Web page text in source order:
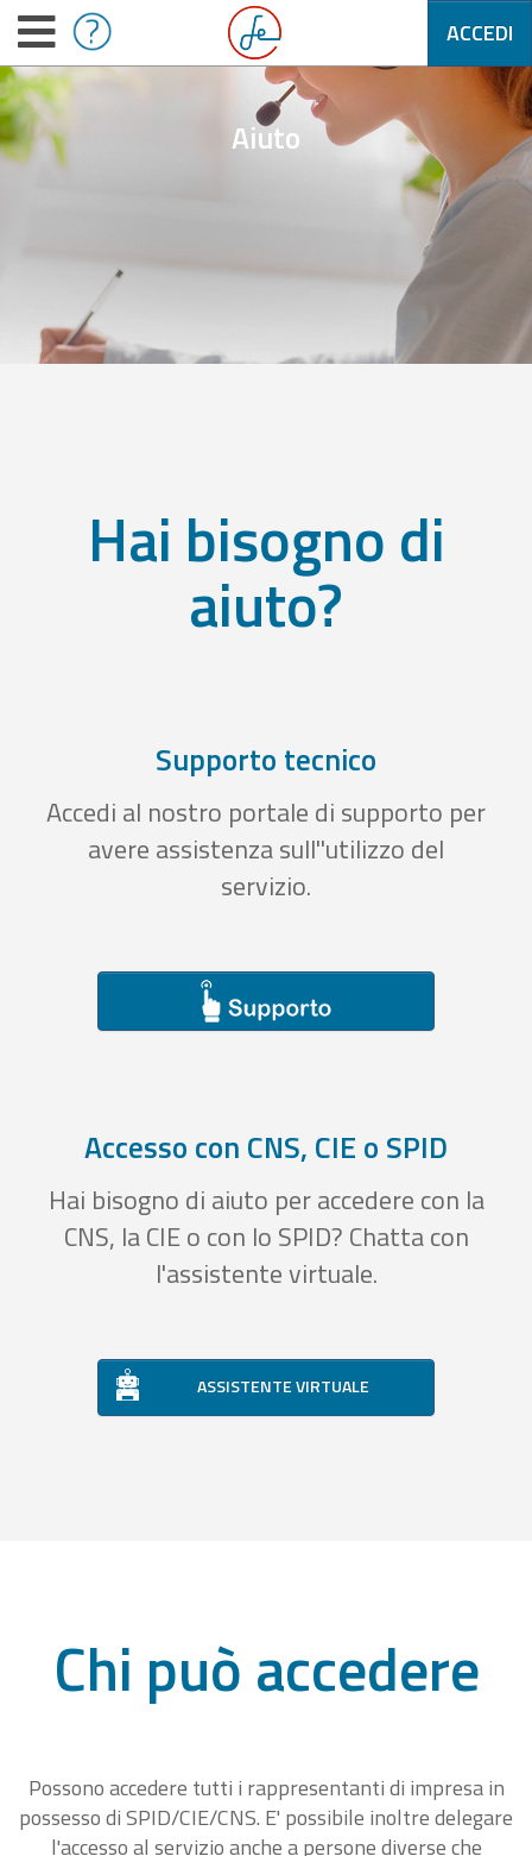
ACCEDI
Aiuto
Hai bisogno di
aiuto?
Supporto tecnico
Accedi al nostro portale di supporto per
avere assistenza sull''utilizzo del
servizio.
Accesso con CNS, CIE o SPID
Hai bisogno di aiuto per accedere con la
CNS, la CIE o con lo SPID? Chatta con
l'assistente virtuale.
ASSISTENTE VIRTUALE
Chi può accedere
Possono accedere tutti i rappresentanti di impresa in
possesso di SPID/CIE/CNS. E' possibile inoltre delegare
l'accesso al servizio anche a persone diverse che